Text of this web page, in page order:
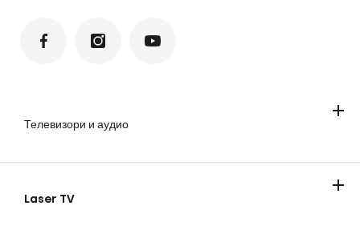
Телевизори и аудио
Laser TV